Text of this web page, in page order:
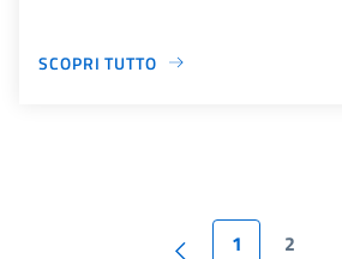
SCOPRI TUTTO
1 2